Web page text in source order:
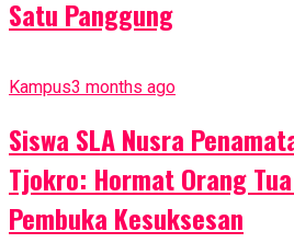
Satu Panggung
Kampus3 months ago
Siswa SLA Nusra
Tjokro: Hormat Orang
Pembuka Kesuksesan